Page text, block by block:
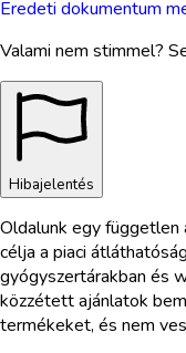
Eredeti dokumentum
Valami nem stimmel?
Hibajelentés
Oldalunk egy független
célja a piaci
gyógyszertárakban és
közzétett ajánlatok
termékeket, és nem